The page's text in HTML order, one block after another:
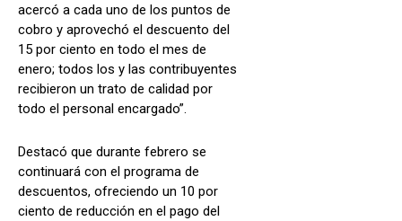
acercó a cada uno de los puntos de
cobro y aprovechó el descuento del
15 por ciento en todo el mes de
enero; todos los y las contribuyentes
recibieron un trato de calidad por
todo el personal encargado”.
Destacó que durante febrero se
continuará con el programa de
descuentos, ofreciendo un 10 por
ciento de reducción en el pago del